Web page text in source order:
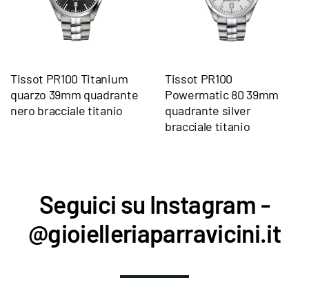
Tissot PR100 Titanium
quarzo 39mm quadrante
nero bracciale titanio
Tissot PR100
Powermatic 80 39mm
quadrante silver
bracciale titanio
Seguici su Instagram -
@gioielleriaparravicini.it